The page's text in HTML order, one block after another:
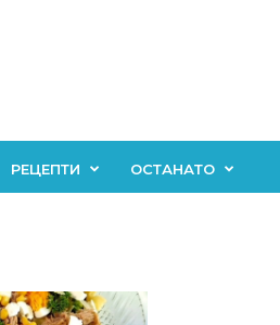
РЕЦЕПТИ ОСТАНАТО